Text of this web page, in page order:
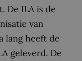
De ILA is de
van
lang heeft de
geleverd. De